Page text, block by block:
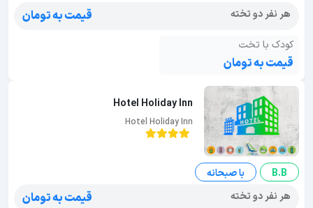
هر نفر دو تخته
قیمت به تومان
کودک با تخت
قیمت به تومان
Hotel Holiday Inn
Hotel Holiday Inn
B.B
با صبحانه
هر نفر دو تخته
قیمت به تومان